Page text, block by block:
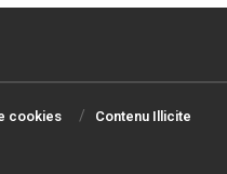
cookies Contenu Illicite